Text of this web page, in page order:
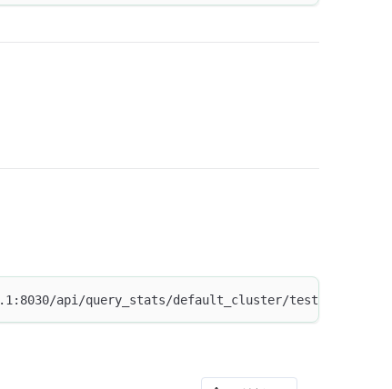
api/query_stats/default_cluster/test_query_db/